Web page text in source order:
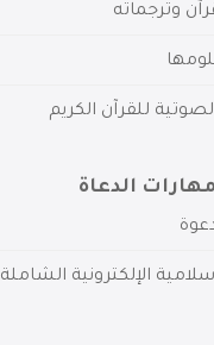
وترجماته
للقرآن الكريم
الدعاة
الإلكترونية الشاملة